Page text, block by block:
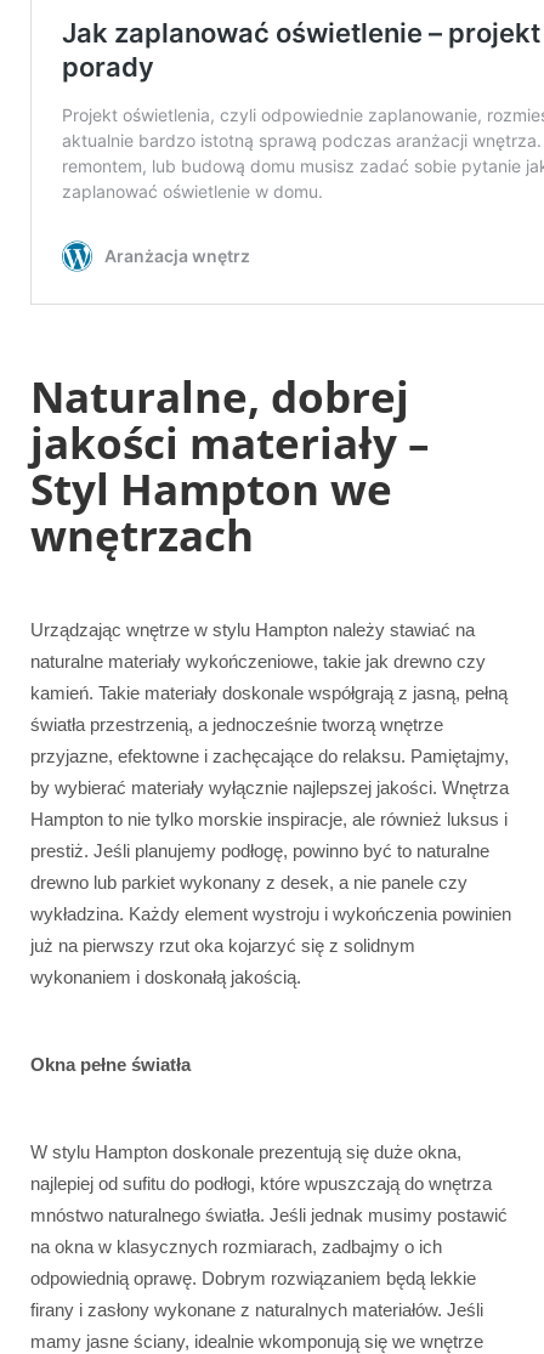
Naturalne, dobrej
jakości materiały –
Styl Hampton we
wnętrzach
Urządzając wnętrze w stylu Hampton należy stawiać na
naturalne materiały wykończeniowe, takie jak drewno czy
kamień. Takie materiały doskonale współgrają z jasną, pełną
światła przestrzenią, a jednocześnie tworzą wnętrze
przyjazne, efektowne i zachęcające do relaksu. Pamiętajmy,
by wybierać materiały wyłącznie najlepszej jakości. Wnętrza
Hampton to nie tylko morskie inspiracje, ale również luksus i
prestiż. Jeśli planujemy podłogę, powinno być to naturalne
drewno lub parkiet wykonany z desek, a nie panele czy
wykładzina. Każdy element wystroju i wykończenia powinien
już na pierwszy rzut oka kojarzyć się z solidnym
wykonaniem i doskonałą jakością.
Okna pełne światła
W stylu Hampton doskonale prezentują się duże okna,
najlepiej od sufitu do podłogi, które wpuszczają do wnętrza
mnóstwo naturalnego światła. Jeśli jednak musimy postawić
na okna w klasycznych rozmiarach, zadbajmy o ich
odpowiednią oprawę. Dobrym rozwiązaniem będą lekkie
firany i zasłony wykonane z naturalnych materiałów. Jeśli
mamy jasne ściany, idealnie wkomponują się we wnętrze